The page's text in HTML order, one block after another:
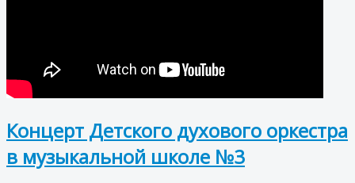
Концерт Детского духового оркестра
в музыкальной школе №3